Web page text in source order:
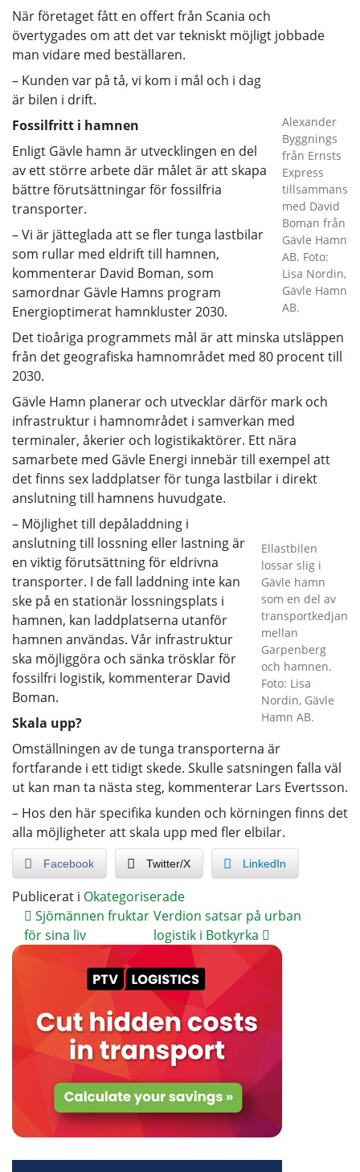
När företaget fått en offert från Scania och
övertygades om att det var tekniskt möjligt jobbade
man vidare med beställaren.
Alexander
Byggnings
från Ernsts
Express
tillsammans
med David
Boman från
Gävle Hamn
AB. Foto:
Lisa Nordin,
Gävle Hamn
AB.
– Kunden var på tå, vi kom i mål och i dag
är bilen i drift.
Fossilfritt i hamnen
Enligt Gävle hamn är utvecklingen en del
av ett större arbete där målet är att skapa
bättre förutsättningar för fossilfria
transporter.
– Vi är jätteglada att se fler tunga lastbilar
som rullar med eldrift till hamnen,
kommenterar David Boman, som
samordnar Gävle Hamns program
Energioptimerat hamnkluster 2030.
Det tioåriga programmets mål är att minska utsläppen
från det geografiska hamnområdet med 80 procent till
2030.
Gävle Hamn planerar och utvecklar därför mark och
infrastruktur i hamnområdet i samverkan med
terminaler, åkerier och logistikaktörer. Ett nära
samarbete med Gävle Energi innebär till exempel att
det finns sex laddplatser för tunga lastbilar i direkt
anslutning till hamnens huvudgate.
Ellastbilen
lossar slig i
Gävle hamn
som en del av
transportkedjan
mellan
Garpenberg
och hamnen.
Foto: Lisa
Nordin, Gävle
Hamn AB.
– Möjlighet till depåladdning i
anslutning till lossning eller lastning är
en viktig förutsättning för eldrivna
transporter. I de fall laddning inte kan
ske på en stationär lossningsplats i
hamnen, kan laddplatserna utanför
hamnen användas. Vår infrastruktur
ska möjliggöra och sänka trösklar för
fossilfri logistik, kommenterar David
Boman.
Skala upp?
Omställningen av de tunga transporterna är
fortfarande i ett tidigt skede. Skulle satsningen falla väl
ut kan man ta nästa steg, kommenterar Lars Evertsson.
– Hos den här specifika kunden och körningen finns det
alla möjligheter att skala upp med fler elbilar.
Facebook Twitter/X LinkedIn
Publicerat i Okategoriserade
Sjömännen fruktar
för sina liv
Verdion satsar på urban
logistik i Botkyrka